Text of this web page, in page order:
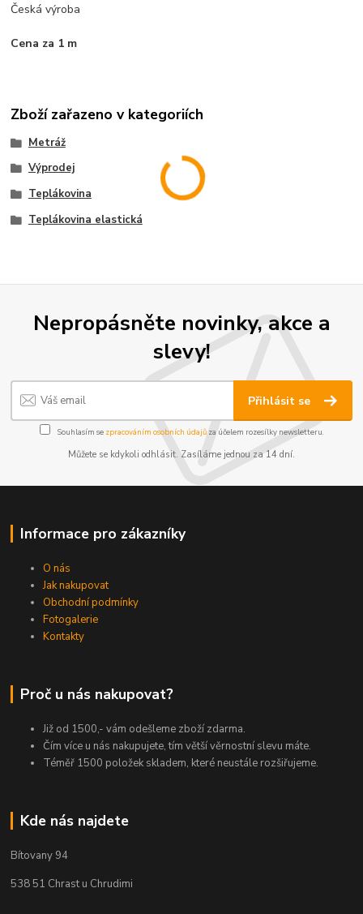
Česká výroba
Cena za 1 m
Zboží zařazeno v kategoriích
Metráž
Výprodej
Teplákovina
Teplákovina elastická
Nepropásněte novinky, akce a
slevy!
Přihlásit se
Souhlasím se zpracováním osobních údajůza účelem rozesílky newsletteru.
Můžete se kdykoli odhlásit. Zasíláme jednou za 14 dní.
Informace pro zákazníky
O nás
Jak nakupovat
Obchodní podmínky
Fotogalerie
Kontakty
Proč u nás nakupovat?
Již od 1500,- vám odešleme zboží zdarma.
Čím více u nás nakupujete, tím větší věrnostní slevu máte.
Téměř 1500 položek skladem, které neustále rozšiřujeme.
Kde nás najdete
Bítovany 94
538 51 Chrast u Chrudimi